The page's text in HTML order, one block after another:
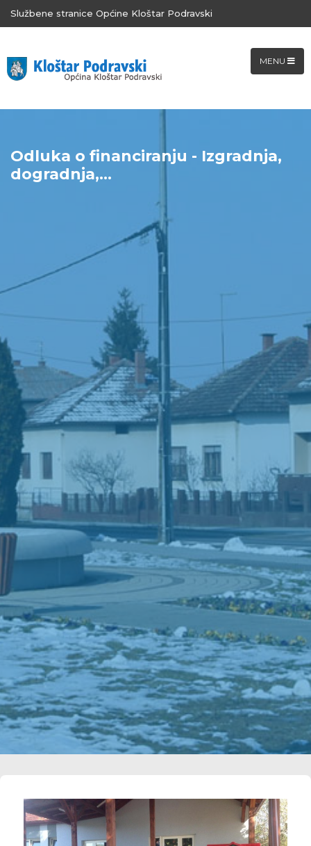
Službene stranice Općine Kloštar Podravski
MENU
Odluka o financiranju - Izgradnja,
dogradnja,...